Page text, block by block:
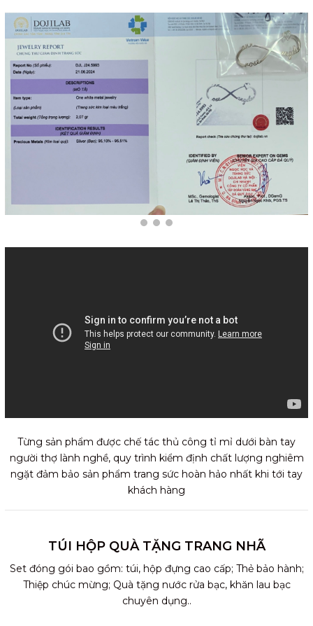
Từng sản phẩm được chế tác thủ công tỉ mỉ dưới bàn tay
người thợ lành nghề, quy trình kiểm định chất lượng nghiêm
ngặt đảm bảo sản phẩm trang sức hoàn hảo nhất khi tới tay
khách hàng
TÚI HỘP QUÀ TẶNG TRANG NHÃ
Set đóng gói bao gồm: túi, hộp đựng cao cấp; Thẻ bảo hành;
Thiệp chúc mừng; Quà tặng nước rửa bạc, khăn lau bạc
chuyên dụng..